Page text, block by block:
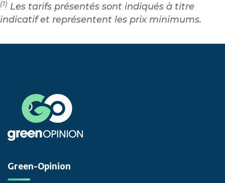
(1) Les tarifs présentés sont indiqués à titre
indicatif et représentent les prix minimums.
Green-Opinion